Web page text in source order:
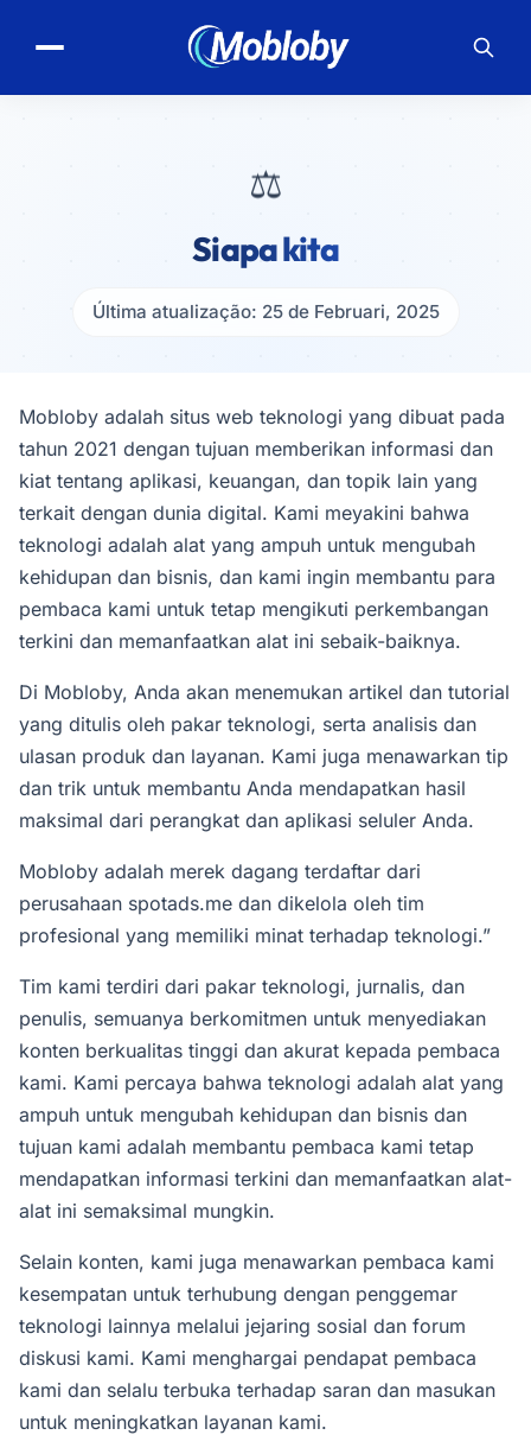
⚖️
Siapa kita
Última atualização: 25 de Februari, 2025
Mobloby adalah situs web teknologi yang dibuat pada
tahun 2021 dengan tujuan memberikan informasi dan
kiat tentang aplikasi, keuangan, dan topik lain yang
terkait dengan dunia digital. Kami meyakini bahwa
teknologi adalah alat yang ampuh untuk mengubah
kehidupan dan bisnis, dan kami ingin membantu para
pembaca kami untuk tetap mengikuti perkembangan
terkini dan memanfaatkan alat ini sebaik-baiknya.
Di Mobloby, Anda akan menemukan artikel dan tutorial
yang ditulis oleh pakar teknologi, serta analisis dan
ulasan produk dan layanan. Kami juga menawarkan tip
dan trik untuk membantu Anda mendapatkan hasil
maksimal dari perangkat dan aplikasi seluler Anda.
Mobloby adalah merek dagang terdaftar dari
perusahaan spotads.me dan dikelola oleh tim
profesional yang memiliki minat terhadap teknologi.”
Tim kami terdiri dari pakar teknologi, jurnalis, dan
penulis, semuanya berkomitmen untuk menyediakan
konten berkualitas tinggi dan akurat kepada pembaca
kami. Kami percaya bahwa teknologi adalah alat yang
ampuh untuk mengubah kehidupan dan bisnis dan
tujuan kami adalah membantu pembaca kami tetap
mendapatkan informasi terkini dan memanfaatkan alat-
alat ini semaksimal mungkin.
Selain konten, kami juga menawarkan pembaca kami
kesempatan untuk terhubung dengan penggemar
teknologi lainnya melalui jejaring sosial dan forum
diskusi kami. Kami menghargai pendapat pembaca
kami dan selalu terbuka terhadap saran dan masukan
untuk meningkatkan layanan kami.